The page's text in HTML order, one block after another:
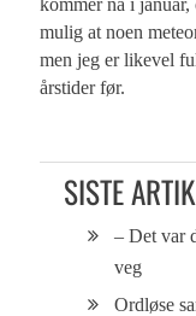
mulig at noen
men jeg er likevel
årstider før.
SISTE
– Det var
veg
Ordløse